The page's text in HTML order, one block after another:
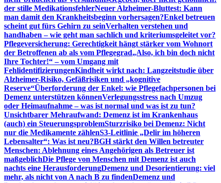
der stille MedikationsfehlerNeuer Alzheimer-Bluttest: Kann
man damit den Krankheitsbeginn vorhersagen?Enkel betreuen
scheint gut fürs Gehirn zu seinVerhalten verstehen und
handhaben – wie geht man sachlich und kriteriumsgeleitet vor?
Pflegeversicherung: Gerechtigkeit hängt stärker vom Wohnort
der Betroffenen ab als vom Pflegegrad„Also, ich bin doch nicht
Ihre Tochter!“ – vom Umgang mit
FehlidentifizierungenKindheit wirkt nach: Langzeitstudie über
Alzheimer-Risiko, Gefäßrisiken und „kognitive
Reserve“Überforderung der Enkel: wie Pflegefachpersonen bei
Demenz unterstützen könnenVerlegungsstress nach Umzug
oder Heimaufnahme – was ist normal und was ist zu tun?
Unsichtbarer Mehraufwand: Demenz ist im Krankenhaus
(auch) ein SteuerungsproblemSturzrisiko bei Demenz: Nicht
nur die Medikamente zählenS3-Leitlinie „Delir im höheren
Lebensalter“: Was ist neu?BGH stärkt den Willen betreuter
Menschen: Ablehnung eines Angehörigen als Betreuer ist
maßgeblichDie Pflege von Menschen mit Demenz ist auch
nachts eine HerausforderungDemenz und Desorientierung: viel
mehr, als nicht von A nach B zu findenDemenz und